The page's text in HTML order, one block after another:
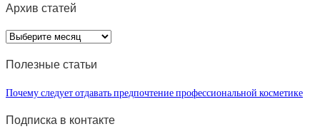
Архив статей
Архив
статей
Полезные статьи
Почему следует отдавать предпочтение профессиональной косметике
Подписка в контакте